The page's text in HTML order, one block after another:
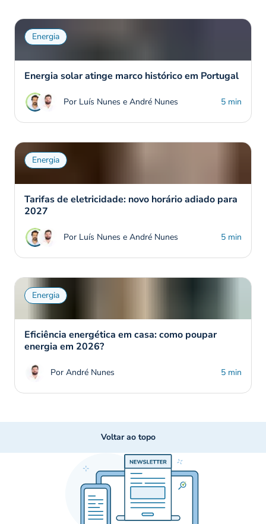
Energia
Energia solar atinge marco histórico em Portugal
Por Luís Nunes e André Nunes 5 min
Energia
Tarifas de eletricidade: novo horário adiado para
2027
Por Luís Nunes e André Nunes 5 min
Energia
Eficiência energética em casa: como poupar
energia em 2026?
Por André Nunes 5 min
Voltar ao topo